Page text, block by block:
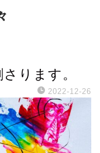
ります。
2022-12-26